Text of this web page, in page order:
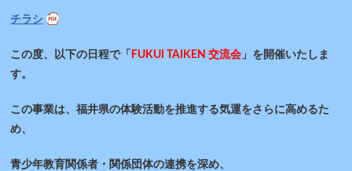
チラシ
この度、以下の日程で「 FUKUI TAIKEN 交流会 」を開催いたしま
す。
この事業は、福井県の体験活動を推進する気運をさらに高めるた
め、
青少年教育関係者・関係団体の連携を深め、